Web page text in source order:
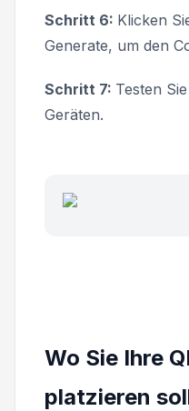
Schritt 6: Klicken
Generate, um den
Schritt 7: Testen
Geräten.
Wo Sie Ihre
platzieren